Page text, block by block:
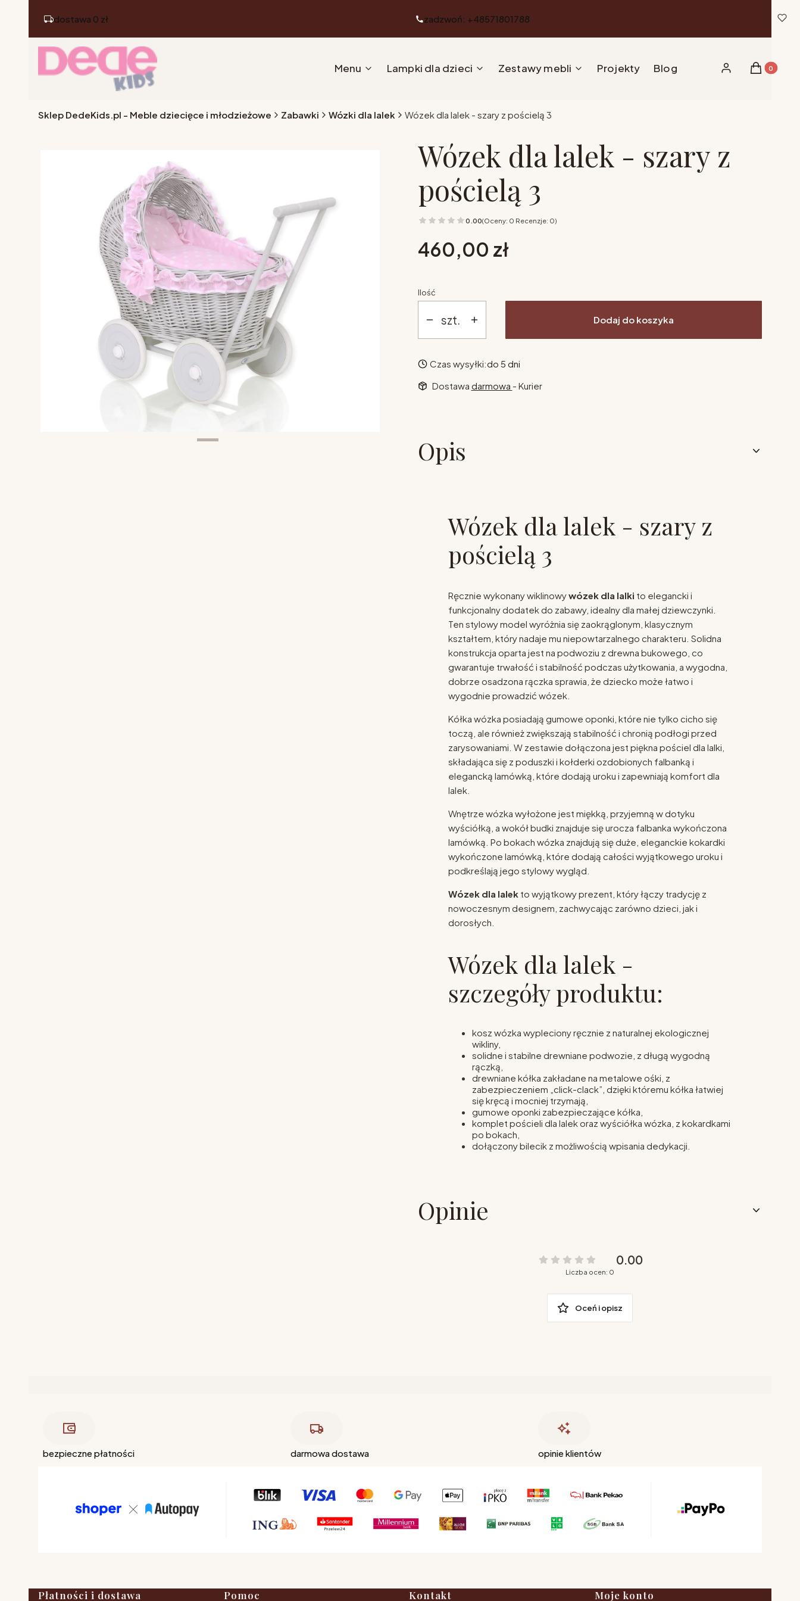
dostawa 0 zł zadzwoń: +48571801788
Menu Lampki dla dzieci Zestawy mebli Projekty Blog Zaloguj sięProdukty
Koszyk
Sklep DedeKids.pl - Meble dziecięce i młodzieżowe Zabawki Wózki dla lalek Wózek dla lalek - szary z pościelą 3
Wózek dla lalek - szary z
pościelą 3
0.00(Oceny: 0 Recenzje: 0)
Cena
460,00 zł
Ilość
szt. Dodaj do koszyka
Czas wysyłki:do 5 dni
Dostawa darmowa - Kurier
Opis
Wózek dla lalek - szary z
pościelą 3
Ręcznie wykonany wiklinowywózek dla lalki to elegancki i
funkcjonalny dodatek do zabawy, idealny dla małej dziewczynki.
Ten stylowy model wyróżnia się zaokrąglonym, klasycznym
kształtem, który nadaje mu niepowtarzalnego charakteru. Solidna
konstrukcja oparta jest na podwoziu z drewna bukowego, co
gwarantuje trwałość i stabilność podczas użytkowania, a wygodna,
dobrze osadzona rączka sprawia, że dziecko może łatwo i
wygodnie prowadzić wózek.
Kółka wózka posiadają gumowe oponki, które nie tylko cicho się
toczą, ale również zwiększają stabilność i chronią podłogi przed
zarysowaniami. W zestawie dołączona jest piękna pościel dla lalki,
składająca się z poduszki i kołderki ozdobionych falbanką i
elegancką lamówką, które dodają uroku i zapewniają komfort dla
lalek.
Wnętrze wózka wyłożone jest miękką, przyjemną w dotyku
wyściółką, a wokół budki znajduje się urocza falbanka wykończona
lamówką. Po bokach wózka znajdują się duże, eleganckie kokardki
wykończone lamówką, które dodają całości wyjątkowego uroku i
podkreślają jego stylowy wygląd.
Wózek dla lalek to wyjątkowy prezent, który łączy tradycję z
nowoczesnym designem, zachwycając zarówno dzieci, jak i
dorosłych.
Wózek dla lalek -
szczegóły produktu:
kosz wózka wypleciony ręcznie z naturalnej ekologicznej
wikliny,
solidne i stabilne drewniane podwozie, z długą wygodną
rączką,
drewniane kółka zakładane na metalowe ośki, z
zabezpieczeniem „click-clack”, dzięki któremu kółka łatwiej
się kręcą i mocniej trzymają,
gumowe oponki zabezpieczające kółka,
komplet pościeli dla lalek oraz wyściółka wózka, z kokardkami
po bokach,
dołączony bilecik z możliwością wpisania dedykacji.
Opinie
0.00
Liczba ocen: 0
Oceń i opisz
bezpieczne płatności darmowa dostawa opinie klientów
Płatności i dostawa Pomoc Kontakt Moje konto